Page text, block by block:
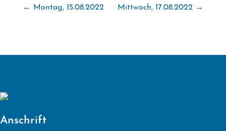
← Montag, 15.08.2022 Mittwoch, 17.08.2022 →
Anschrift